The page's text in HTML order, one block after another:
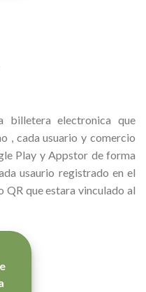
billetera electronica que
, cada usuario y comercio
Play y Appstor de forma
usaurio registrado en el
que estara vinculado al